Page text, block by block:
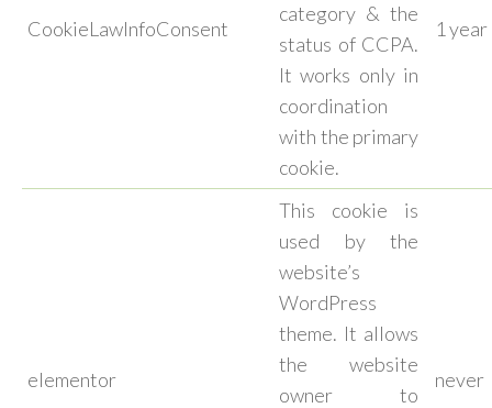
CookieLawInfoConsent
category & the
status of CCPA.
It works only in
coordination
with the primary
cookie.
1 year
elementor
This cookie is
used by the
website’s
WordPress
theme. It allows
the website
owner to
never